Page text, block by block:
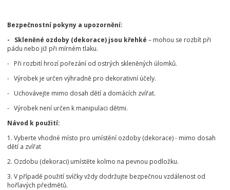
Bezpečnostní pokyny a upozornění:
- Skleněné ozdoby (dekorace) jsou křehké – mohou se rozbít při
pádu nebo již při mírném tlaku.
- Při rozbití hrozí pořezání od ostrých skleněných úlomků.
- Výrobek je určen výhradně pro dekorativní účely.
- Uchovávejte mimo dosah dětí a domácích zvířat.
- Výrobek není určen k manipulaci dětmi.
Návod k použití:
1. Vyberte vhodné místo pro umístění ozdoby (dekorace) - mimo dosah
dětí a zvířat
2. Ozdobu (dekoraci) umístěte kolmo na pevnou podložku.
3. V případě použití svíčky vždy dodržujte bezpečnou vzdálenost od
hořlavých předmětů.